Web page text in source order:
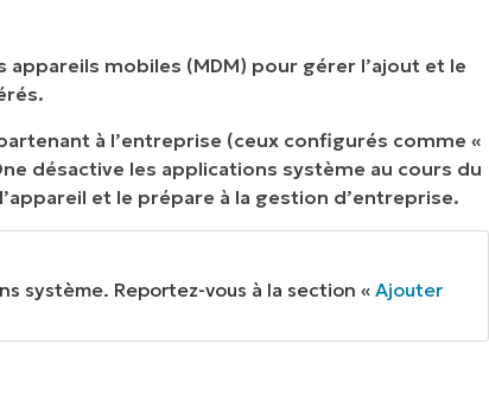
mobiles (MDM) pour gérer l’ajout et le
à l’entreprise (ceux configurés comme «
désactive les applications système au cours du
et le prépare à la gestion d’entreprise.
système. Reportez-vous à la section « Ajouter